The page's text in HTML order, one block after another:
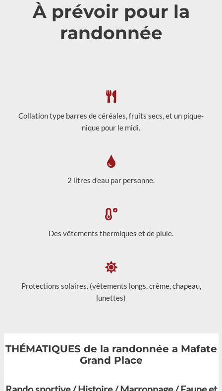
À prévoir pour la
randonnée
Collation type barres de céréales, fruits secs, et un pique-
nique pour le midi.
2 litres d’eau par personne.
Des vêtements thermiques et de pluie.
Protections solaires. (vêtements longs, crème, chapeau,
lunettes)
THÉMATIQUES de la randonnée a Mafate
Grand Place